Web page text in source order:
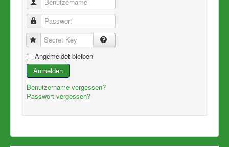
Benutzername
Passwort
Secret Key
Angemeldet bleiben
Anmelden
Benutzername vergessen?
Passwort vergessen?